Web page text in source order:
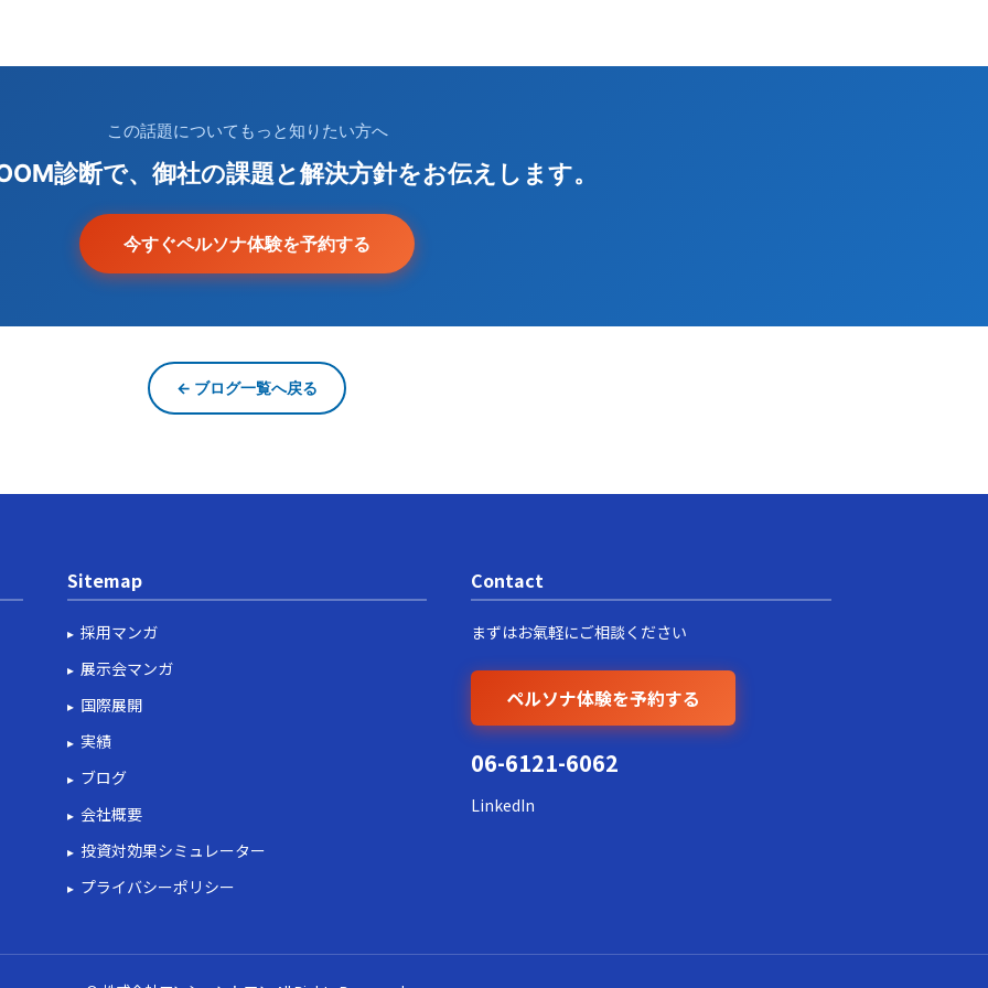
この話題についてもっと知りたい方へ
診断で、御社の課題と解決方針をお伝えします。
今すぐペルソナ体験を予約する
← ブログ一覧へ戻る
Sitemap
採用マンガ
展示会マンガ
国際展開
実績
ブログ
会社概要
投資対効果シミュレーター
プライバシーポリシー
Contact
まずはお氣軽にご相談ください
ペルソナ体験を予約する
06-6121-6062
LinkedIn